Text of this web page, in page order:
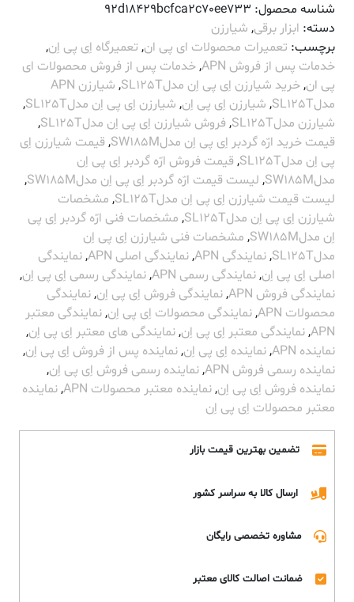
شناسه محصول: 92d18429bcfca2c70ee733
دسته: ابزار برقی, شیارزن
برچسب: تعمیرات محصولات ای پی ان, تعمیرگاه اِی پی اِن,
خدمات پس از فروش APN
,خدمات پس از فروش محصولات ای
پی ان,خرید شیارزن اِی پی اِن مدلSL125T ,
شیارزن APN
مدلSL125T
, شیارزن اِی پی اِن, شیارزن اِی پی اِن مدلSL125T
,
شیارزن مدلSL125T
, فروش شیارزن اِی پی اِن مدلSL125T
,
قیمت خرید ارّه گردبر اِی پی اِن مدلSW185M
, قیمت شیارزن اِی
پی اِن مدلSL125T
, قیمت فروش ارّه گردبر اِی پی اِن
مدلSW185M
, لیست قیمت ارّه گردبر اِی پی اِن مدلSW185M
,
لیست قیمت شیارزن اِی پی اِن مدلSL125T
, مشخصات
شیارزن اِی پی اِن مدلSL125T
, مشخصات فنی ارّه گردبر اِی پی
اِن مدلSW185M
, مشخصات فنی شیارزن اِی پی اِن
مدلSL125T
,نمایندگی APN ,نمایندگی اصلی APN ,نمایندگی
اصلی اِی پی اِن,نمایندگی رسمی APN ,نمایندگی رسمی اِی پی اِن,
نمایندگی فروش APN
,نمایندگی فروش اِی پی اِن,نمایندگی
محصولات APN
,نمایندگی محصولات اِی پی اِن,نمایندگی معتبر
APN
,نمایندگی معتبر اِی پی اِن,نمایندگی های معتبر اِی پی اِن,
نماینده APN
,نماینده اِی پی اِن,نماینده پس از فروش اِی پی اِن,
نماینده رسمی فروش APN
,نماینده رسمی فروش اِی پی اِن,
نماینده فروش اِی پی اِن,نماینده معتبر محصولات APN ,نماینده
معتبر محصولات اِی پی اِن
تضمین بهترین قیمت بازار
ارسال کالا به سراسر کشور
مشاوره تخصصی رایگان
ضمانت اصالت کالای معتبر